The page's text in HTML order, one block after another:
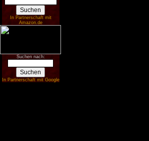
In Partnerschaft mit
Amazon.de
Suchen nach:
In Partnerschaft mit Google